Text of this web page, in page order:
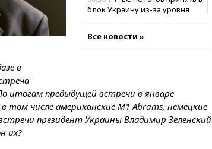
блок Украину из-за уровня
вчера, 23:35Лукашенко
объяснил экономическую
вчера, 22:59
ресторана «Армения» в
Москве вернут утраченную
скульптуру балерины
Все новости »
в
итогам предыдущей встречи в январе
том числе американские M1 Abrams, немецкие
президент Украины Владимир Зеленский
их?